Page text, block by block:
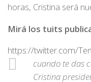
horas, Cristina será
Mirá los tuits
https://twitter.com/
cuando te das
Cristina